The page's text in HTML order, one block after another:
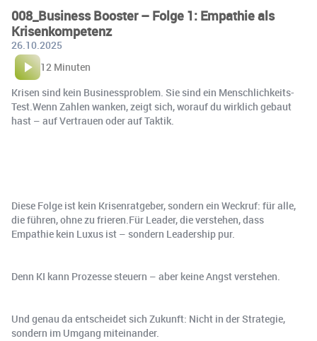
008_Business Booster – Folge 1: Empathie als
Krisenkompetenz
26.10.2025
12 Minuten
Krisen sind kein Businessproblem. Sie sind ein Menschlichkeits-
Test.Wenn Zahlen wanken, zeigt sich, worauf du wirklich gebaut
hast – auf Vertrauen oder auf Taktik.
Diese Folge ist kein Krisenratgeber, sondern ein Weckruf: für alle,
die führen, ohne zu frieren.Für Leader, die verstehen, dass
Empathie kein Luxus ist – sondern Leadership pur.
Denn KI kann Prozesse steuern – aber keine Angst verstehen.
Und genau da entscheidet sich Zukunft: Nicht in der Strategie,
sondern im Umgang miteinander.